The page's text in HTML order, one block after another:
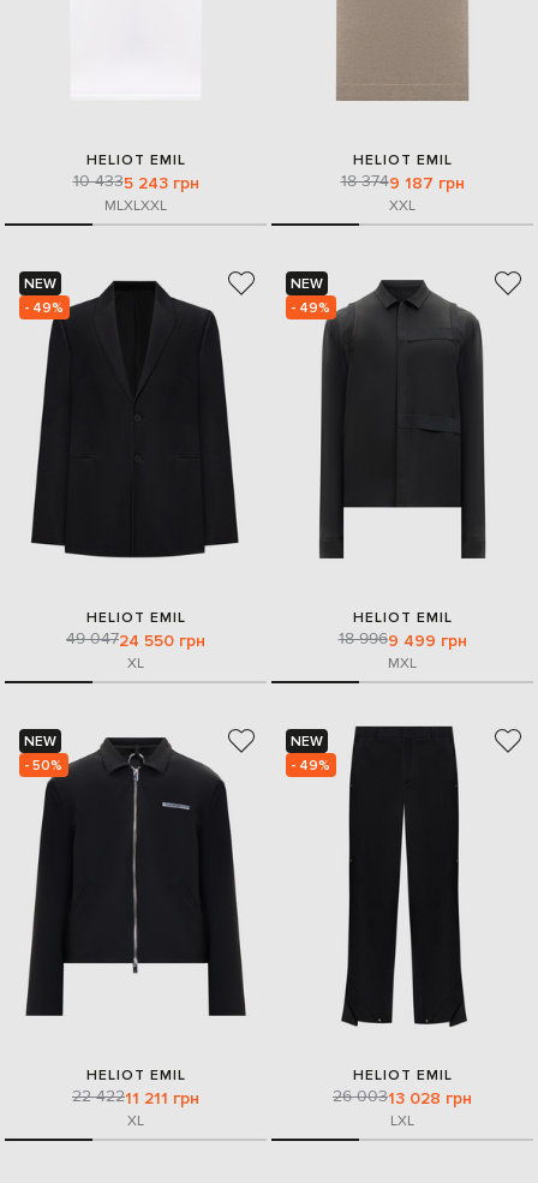
HELIOT EMIL
10 4335 243 грн
MLXLXXL
HELIOT EMIL
18 3749 187 грн
XXL
NEW
- 49%
HELIOT EMIL
49 04724 550 грн
XL
NEW
- 49%
HELIOT EMIL
18 9969 499 грн
MXL
NEW
- 50%
HELIOT EMIL
22 42211 211 грн
XL
NEW
- 49%
HELIOT EMIL
26 00313 028 грн
LXL